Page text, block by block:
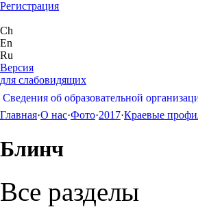
Регистрация
Ch
En
Ru
Версия
для слабовидящих
Сведения об образовательной
Главная·О нас·Фото·2017·Краевые
Блинч
Все разделы